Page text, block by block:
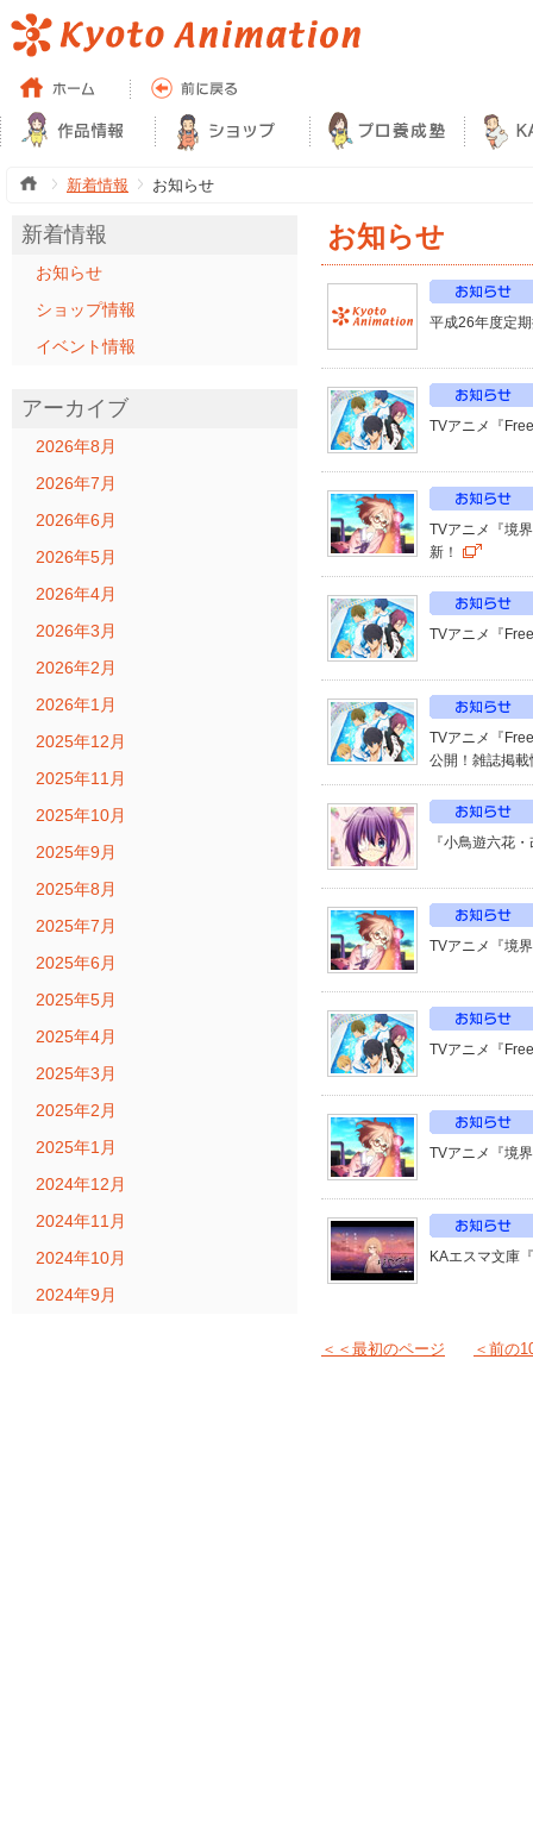
新着情報 お知らせ
新着情報
お知らせ
ショップ情報
イベント情報
アーカイブ
2026年8月
2026年7月
2026年6月
2026年5月
2026年4月
2026年3月
2026年2月
2026年1月
2025年12月
2025年11月
2025年10月
2025年9月
2025年8月
2025年7月
2025年6月
2025年5月
2025年4月
2025年3月
2025年2月
2025年1月
2024年12月
2024年11月
2024年10月
2024年9月
お知らせ
平成26年度定
TVアニメ『
TVアニメ『境
新！
TVアニメ『
TVアニメ『
公開！雑誌掲
『小鳥遊六花
TVアニメ『境
TVアニメ『
TVアニメ『境
KAエスマ文庫
＜＜最初のページ ＜前の